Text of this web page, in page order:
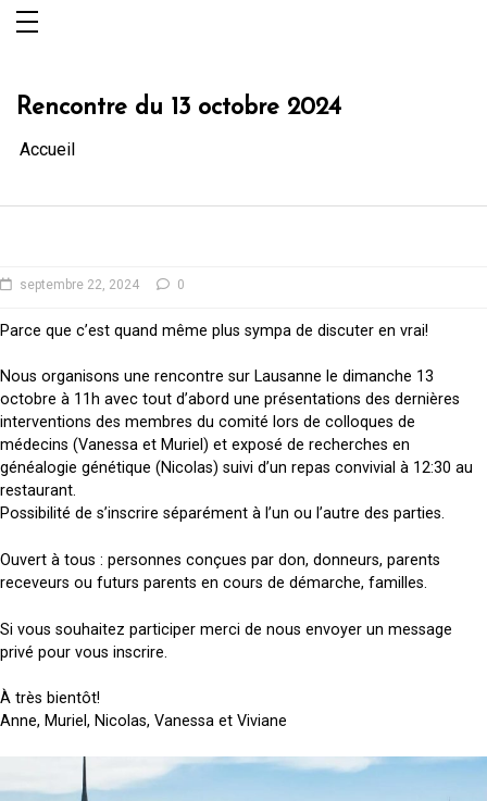
contenu
Rencontre du 13 octobre 2024
Accueil
septembre 22, 2024 0
Parce que c’est quand même plus sympa de discuter en vrai!
Nous organisons une rencontre sur Lausanne le dimanche 13
octobre à 11h avec tout d’abord une présentations des dernières
interventions des membres du comité lors de colloques de
médecins (Vanessa et Muriel) et exposé de recherches en
généalogie génétique (Nicolas) suivi d’un repas convivial à 12:30 au
restaurant.
Possibilité de s’inscrire séparément à l’un ou l’autre des parties.
Ouvert à tous : personnes conçues par don, donneurs, parents
receveurs ou futurs parents en cours de démarche, familles.
Si vous souhaitez participer merci de nous envoyer un message
privé pour vous inscrire.
À très bientôt!
Anne, Muriel, Nicolas, Vanessa et Viviane